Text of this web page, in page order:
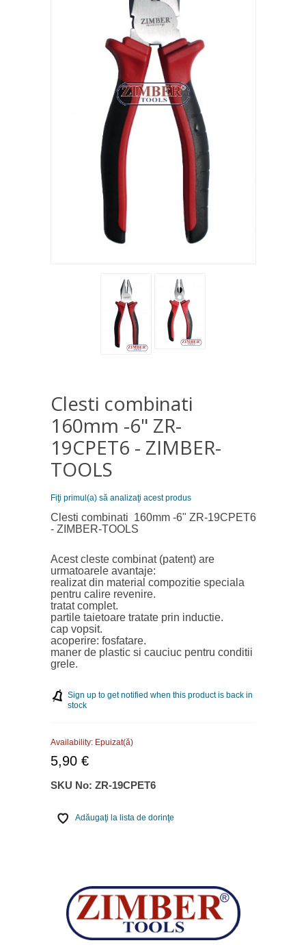
Clesti combinati
160mm -6" ZR-
19CPET6 - ZIMBER-
TOOLS
Fiţi primul(a) să analizaţi acest produs
Clesti combinati 160mm -6" ZR-19CPET6
- ZIMBER-TOOLS
Acest cleste combinat (patent) are
urmatoarele avantaje:
realizat din material compozitie speciala
pentru calire revenire.
tratat complet.
partile taietoare tratate prin inductie.
cap vopsit.
acoperire: fosfatare.
maner de plastic si cauciuc pentru conditii
grele.
Sign up to get notified when this product is back in
stock
Availability: Epuizat(ă)
5,90 €
SKU No: ZR-19CPET6
Adăugaţi la lista de dorinţe